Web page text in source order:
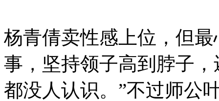
杨青倩卖性感上位，但
事，坚持领子高到脖子
都没人认识。”不过师公